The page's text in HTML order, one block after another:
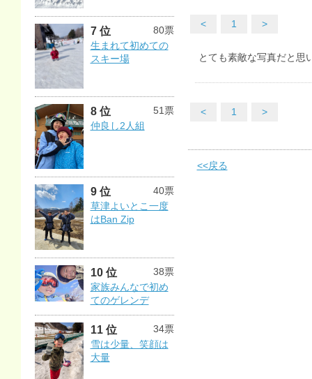
7 位
80票
生まれて初めての
スキー場
8 位
51票
仲良し2人組
9 位
40票
草津よいとこ一度
はBan Zip
10 位
38票
家族みんなで初め
てのゲレンデ
11 位
34票
雪は少量、笑顔は
大量
< 1 >
とても素敵な写真だと思
< 1 >
<<戻る